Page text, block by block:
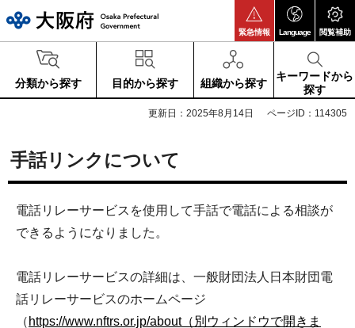
緊急情報 Language 閲覧補助
分類から探す 目的から探す 組織から探す
キーワードから
探す
更新日：2025年8月14日 ページID：114305
手話リンクについて
電話リレーサービスを使用して手話で電話による相談が
できるようになりました。
電話リレーサービスの詳細は、一般財団法人日本財団電
話リレーサービスのホームページ
（ https://www.nftrs.or.jp/about（別ウィンドウで開きま